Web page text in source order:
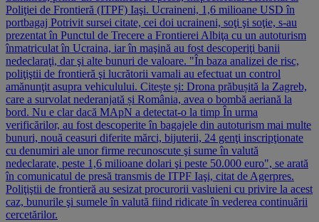
Poliţiei de Frontieră (ITPF) Iaşi. Ucraineni, 1,6 milioane USD în
portbagaj Potrivit sursei citate, cei doi ucraineni, soţi şi soţie, s-au
prezentat în Punctul de Trecere a Frontierei Albiţa cu un autoturism
înmatriculat în Ucraina, iar în maşină au fost descoperiţi banii
nedeclaraţi, dar şi alte bunuri de valoare. "În baza analizei de risc,
poliţiştii de frontieră şi lucrătorii vamali au efectuat un control
amănunţit asupra vehiculului. Citește și: Drona prăbușită la Zagreb,
care a survolat nederanjată și România, avea o bombă aeriană la
bord. Nu e clar dacă MApN a detectat-o la timp În urma
verificărilor, au fost descoperite în bagajele din autoturism mai multe
bunuri, nouă ceasuri diferite mărci, bijuterii, 24 genţi inscripţionate
cu denumiri ale unor firme recunoscute şi sume în valută
nedeclarate, peste 1,6 milioane dolari şi peste 50.000 euro", se arată
în comunicatul de presă transmis de ITPF Iaşi, citat de Agerpres.
Poliţiştii de frontieră au sesizat procurorii vasluieni cu privire la acest
caz, bunurile şi sumele în valută fiind ridicate în vederea continuării
cercetărilor.